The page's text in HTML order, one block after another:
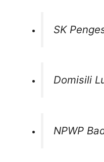
SK
Domisili
NPWP